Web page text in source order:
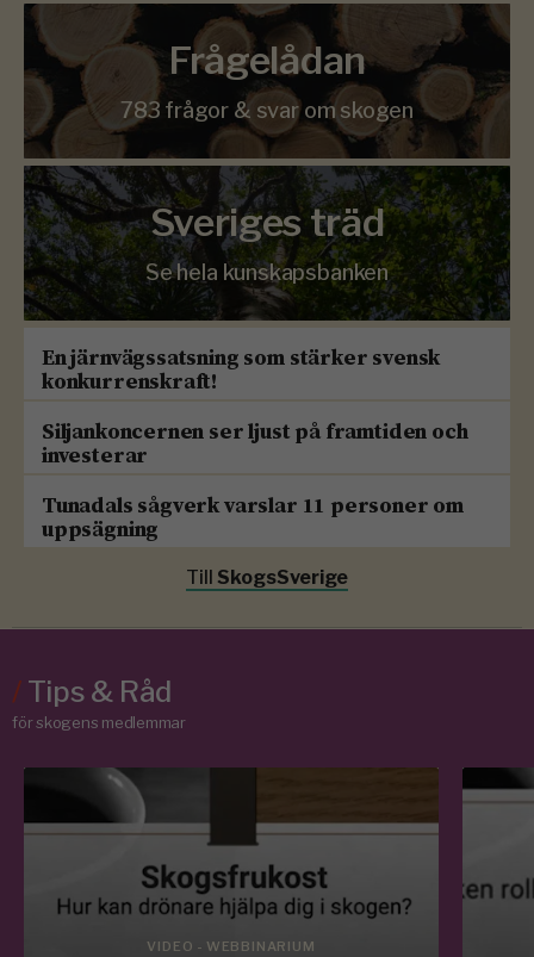
Frågelådan
783 frågor & svar om skogen
Sveriges träd
Se hela kunskapsbanken
En järnvägssatsning som stärker svensk
konkurrenskraft!
Siljankoncernen ser ljust på framtiden och
investerar
Tunadals sågverk varslar 11 personer om
uppsägning
Till SkogsSverige
/Tips & Råd
för skogens medlemmar
VIDEO - WEBBINARIUM